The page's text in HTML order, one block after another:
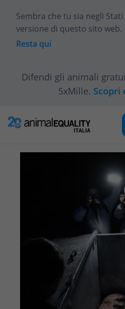
Sembra che tu sia negli
versione di questo sito web.
Resta qui
Difendi gli animali
5xMille. Scopri